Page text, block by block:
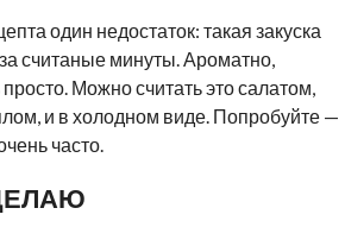
один недостаток: такая закуска
за считаные минуты. Ароматно,
Можно считать это салатом,
и в холодном виде. Попробуйте —
часто.